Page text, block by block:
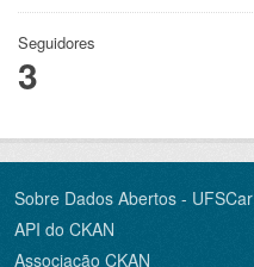
Seguidores
3
Sobre Dados Abertos - UFSCar
API do CKAN
Associação CKAN